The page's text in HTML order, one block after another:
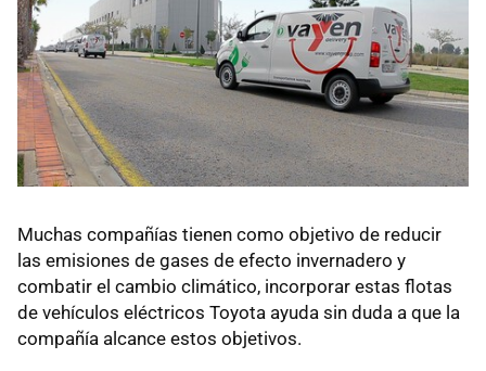
Muchas compañías tienen como objetivo de reducir
las emisiones de gases de efecto invernadero y
combatir el cambio climático, incorporar estas flotas
de vehículos eléctricos Toyota ayuda sin duda a que la
compañía alcance estos objetivos.